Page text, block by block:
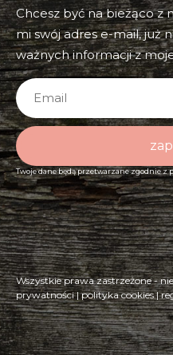
Chcesz być na bieżąco z
mi swój adres e-mail, już
ważnych informacji z
Twoje dane będą przetwarzane zgodnie z
Wszystkie prawa zastrzeżone -
prywatności|polityka cookies|